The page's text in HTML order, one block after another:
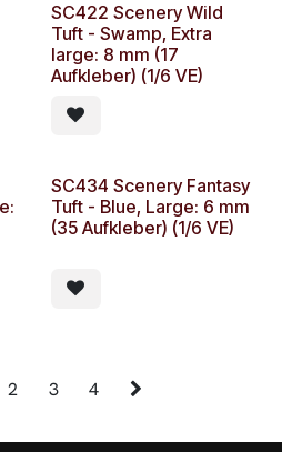
SC422 Scenery Wild
Tuft - Swamp, Extra
large: 8 mm (17
Aufkleber) (1/6 VE)
SC434 Scenery Fantasy
Tuft - Blue, Large: 6 mm
(35 Aufkleber) (1/6 VE)
2 3 4